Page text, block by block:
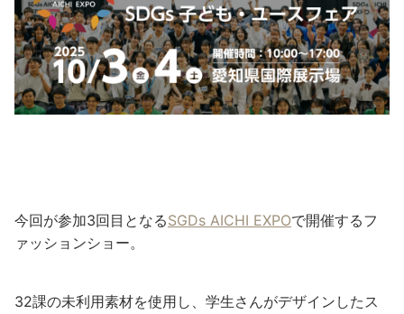
今回が参加3回目となるSGDs AICHI EXPOで開催するフ
ァッションショー。
32課の未利用素材を使用し、学生さんがデザインしたス